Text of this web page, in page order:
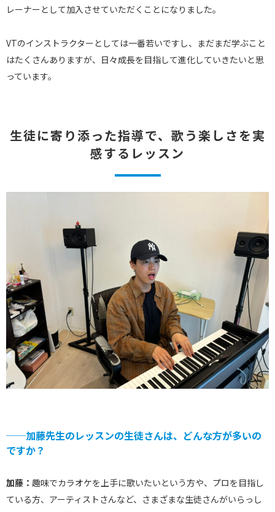
レーナーとして加入させていただくことになりました。
VTのインストラクターとしては一番若いですし、まだまだ学ぶこと
はたくさんありますが、日々成長を目指して進化していきたいと思
っています。
生徒に寄り添った指導で、歌う楽しさを実
感するレッスン
──加藤先生のレッスンの生徒さんは、どんな方が多いの
ですか？
加藤： 趣味でカラオケを上手に歌いたいという方や、プロを目指し
ている方、アーティストさんなど、さまざまな生徒さんがいらっし